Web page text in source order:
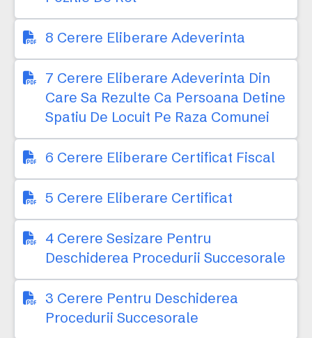
8 Cerere Eliberare Adeverinta
7 Cerere Eliberare Adeverinta Din
Care Sa Rezulte Ca Persoana Detine
Spatiu De Locuit Pe Raza Comunei
6 Cerere Eliberare Certificat Fiscal
5 Cerere Eliberare Certificat
4 Cerere Sesizare Pentru
Deschiderea Procedurii Succesorale
3 Cerere Pentru Deschiderea
Procedurii Succesorale